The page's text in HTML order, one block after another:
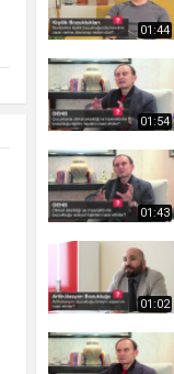
01:44
01:54
01:43
01:02